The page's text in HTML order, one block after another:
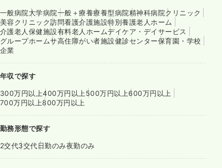
一般病院大学病院一般＋療養療養型病院精神科病院クリニック
美容クリニック訪問看護介護施設特別養護老人ホーム
介護老人保健施設有料老人ホームデイケア・デイサービス
グループホームサ高住障がい者施設健診センター保育園・学校
企業
年収で探す
300万円以上400万円以上 500万円以上600万円以上
700万円以上800万円以上
勤務形態で探す
2交代3交代日勤のみ夜勤のみ